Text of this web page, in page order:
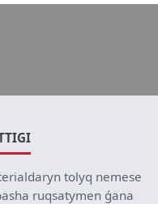
tolyq nemese
ruqsatymen ǵana